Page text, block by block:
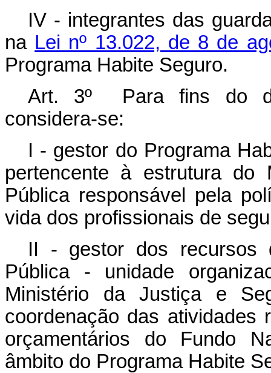
IV - integrantes das
na Lei nº 13.022, de 8 de
Programa Habite Seguro.
Art. 3º Para fins do
considera-se:
I - gestor do Programa
pertencente à estrutura do
Pública responsável pela
vida dos profissionais de
II - gestor dos recursos
Pública - unidade
Ministério da Justiça e
coordenação das atividades
orçamentários do Fundo
âmbito do Programa Habite